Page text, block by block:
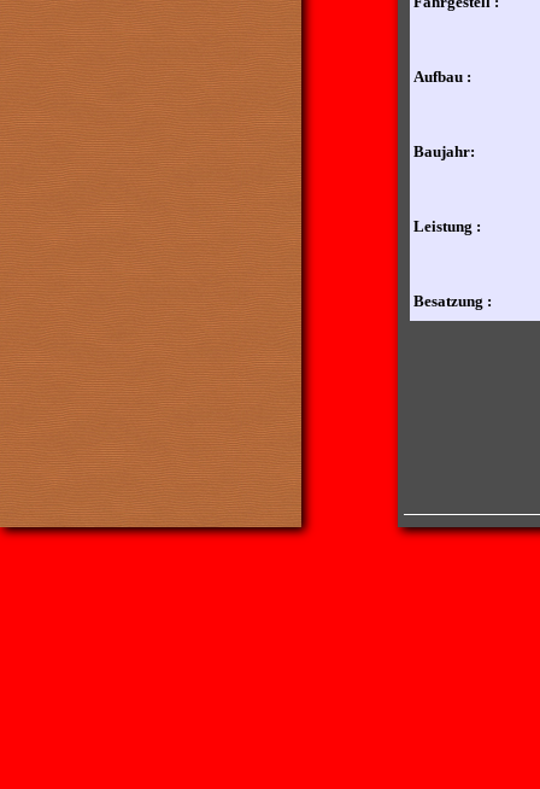
Aufbau :
Baujahr:
Leistung :
Besatzung :